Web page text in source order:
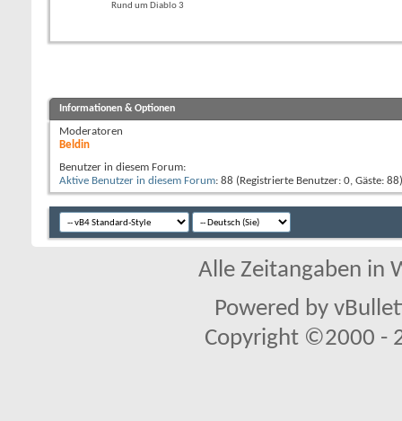
Rund um Diablo 3
Informationen & Optionen
Moderatoren
Beldin
Benutzer in diesem Forum:
Aktive Benutzer in diesem Forum: 88 (Registrierte Benutzer: 0, Gäste: 88)
Alle Zeitangaben in
Powered by
Copyright ©2000 -